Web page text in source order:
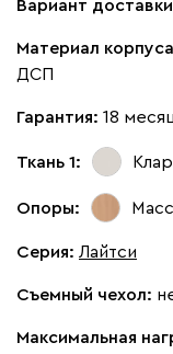
Вариант
Материал
ДСП
Гарантия: 18
Ткань 1:
Опоры:
Серия: Лайтси
Съемный чехол:
Максимальная